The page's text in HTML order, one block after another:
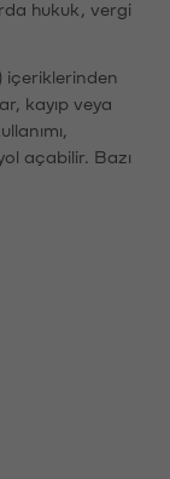
hukuk, vergi
içeriklerinden
kayıp veya
açabilir. Bazı